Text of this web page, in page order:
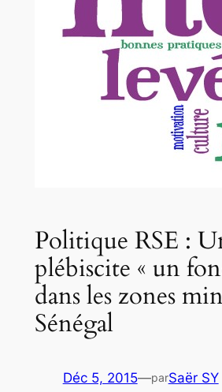
Politique RSE :
plébiscite « un
dans les zones
Sénégal
Déc 5, 2015—parSaër SY